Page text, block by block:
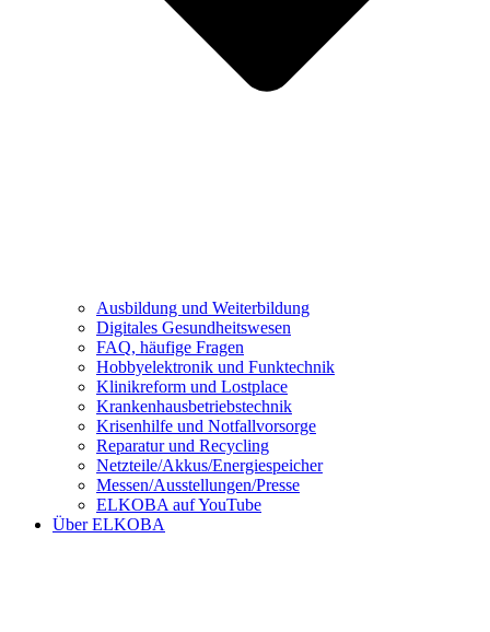
Ausbildung und Weiterbildung
Digitales Gesundheitswesen
FAQ, häufige Fragen
Hobbyelektronik und Funktechnik
Klinikreform und Lostplace
Krankenhausbetriebstechnik
Krisenhilfe und Notfallvorsorge
Reparatur und Recycling
Netzteile/Akkus/Energiespeicher
Messen/Ausstellungen/Presse
ELKOBA auf YouTube
Über ELKOBA